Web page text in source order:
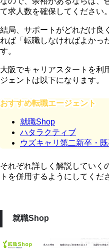
て求人数を確保してください。
結局、サポートがどれだけ良
れば「転職しなければよかっ
す。
大阪でキャリアスタートを利
ジェントは以下になります。
おすすめ転職エージェント
就職Shop
ハタラクティブ
ウズキャリ第二新卒・
それぞれ詳しく解説していく
トを併用するようにしてくだ
就職Shop